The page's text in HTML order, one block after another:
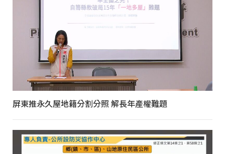
屏東推永久屋地籍分割分照 解長年產權難題